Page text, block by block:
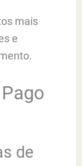
mais
e
de